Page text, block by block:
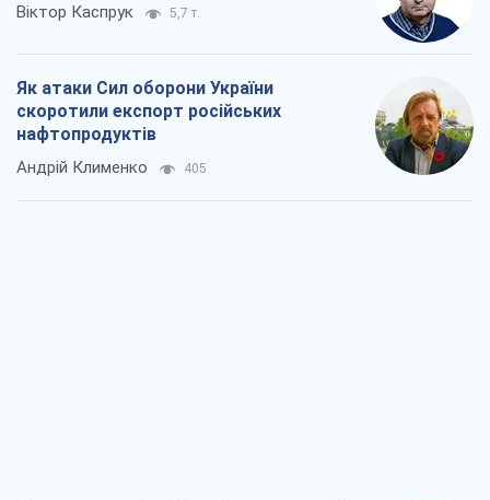
Віктор Каспрук 5,7 т.
Як атаки Сил оборони України
скоротили експорт російських
нафтопродуктів
Андрій Клименко 405